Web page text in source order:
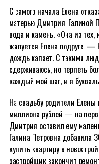
С самого начала Елена
матерью Дмитрия, Галиной
вода и камень. «Она из
жалуется Елена подруге. —
дождь капает. С такими
сдерживаюсь, но терпеть
каждый мой шаг, и я
На свадьбу родители
миллиона рублей — на
Дмитрия оставил ему
Галина Петровна добавила
купить квартиру в
застройщик закончит